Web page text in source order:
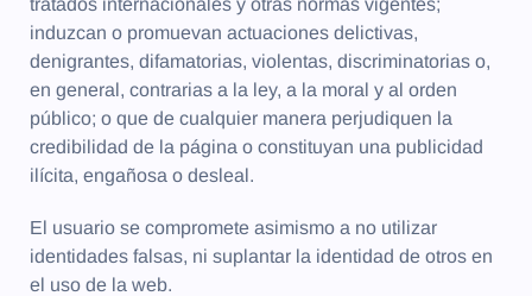
tratados internacionales y otras normas vigentes;
induzcan o promuevan actuaciones delictivas,
denigrantes, difamatorias, violentas, discriminatorias o,
en general, contrarias a la ley, a la moral y al orden
público; o que de cualquier manera perjudiquen la
credibilidad de la página o constituyan una publicidad
ilícita, engañosa o desleal.
El usuario se compromete asimismo a no utilizar
identidades falsas, ni suplantar la identidad de otros en
el uso de la web.